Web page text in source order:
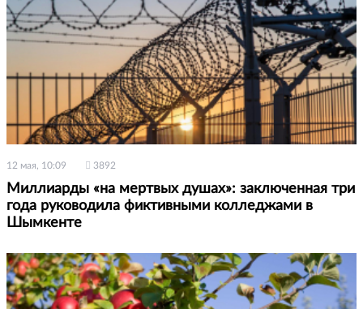
12 мая, 10:09 3892
Миллиарды «на мертвых душах»: заключенная три
года руководила фиктивными колледжами в
Шымкенте